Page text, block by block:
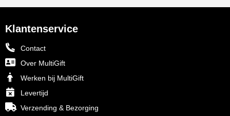
Klantenservice
Contact
Over MultiGift
Werken bij MultiGift
Levertijd
Verzending & Bezorging